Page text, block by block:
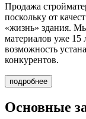
Продажа
поскольку от
«жизнь» здания.
материалов уже 15
возможность
конкурентов.
подробнее
Основные